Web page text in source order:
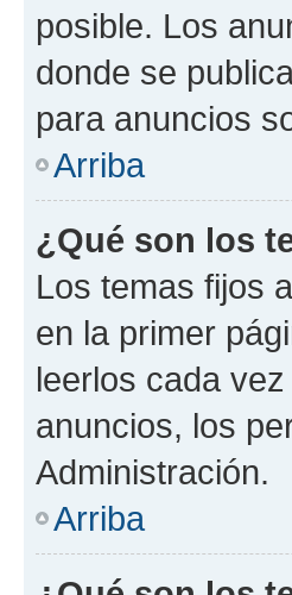
posible. Los
donde se
para anuncios
Arriba
¿Qué son los
Los temas fijos
en la primer
leerlos cada
anuncios, los
Administración.
Arriba